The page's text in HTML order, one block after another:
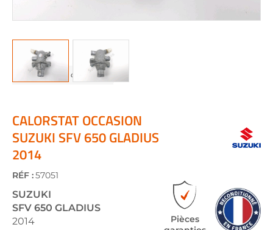
the
beginning
of
the
images
gallery
CALORSTAT OCCASION
SUZUKI SFV 650 GLADIUS
2014
RÉF :57051
SUZUKI
SFV 650 GLADIUS
2014
Pièces